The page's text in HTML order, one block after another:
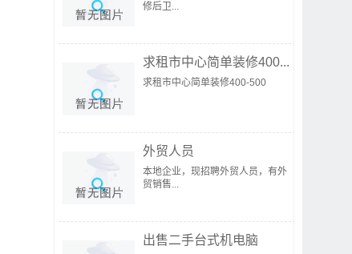
修后卫...
求租市中心简单装修400...
求租市中心简单装修400-500
外贸人员
本地企业，现招聘外贸人员，有外
贸销售...
出售二手台式机电脑